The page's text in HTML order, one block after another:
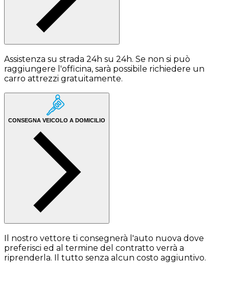
Assistenza su strada 24h su 24h. Se non si può
raggiungere l'officina, sarà possibile richiedere un
carro attrezzi gratuitamente.
CONSEGNA VEICOLO A DOMICILIO
Il nostro vettore ti consegnerà l'auto nuova dove
preferisci ed al termine del contratto verrà a
riprenderla. Il tutto senza alcun costo aggiuntivo.